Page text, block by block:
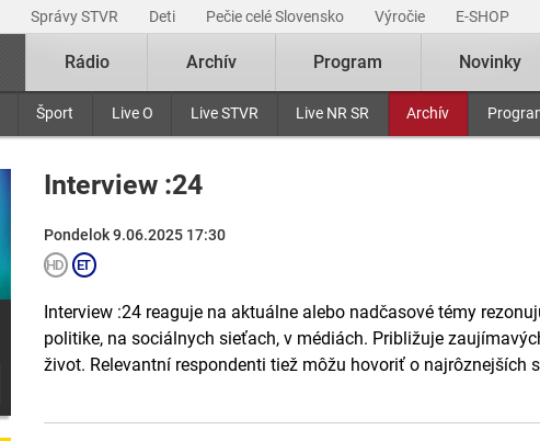
Správy STVR Deti Pečie celé Slovensko Výročie E-SHOP
Šport Live O Live STVR Live NR SR Archív
Rádio Archív Program Novinky
Interview :24
Pondelok 9.06.2025 17:30
Interview :24 reaguje na aktuálne alebo nadčasové témy
politike, na sociálnych sieťach, v médiách. Približuje
život. Relevantní respondenti tiež môžu hovoriť o najrôznejších